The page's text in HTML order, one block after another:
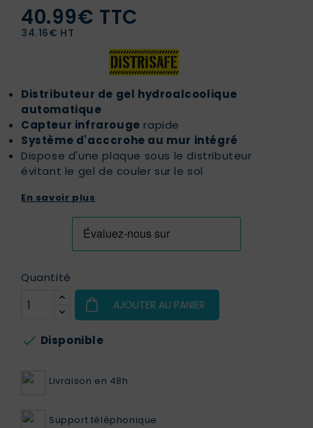
40.99€ TTC
34.16€ HT
Distributeur de gel hydroalcoolique
automatique
Capteur infrarouge rapide
Système d'acccrohe au mur intégré
Dispose d'une plaque sous le distributeur
évitant le gel de couler sur le sol
En savoir plus
Quantité
AJOUTER AU PANIER
 Disponible
Livraison en 48h
Support téléphonique